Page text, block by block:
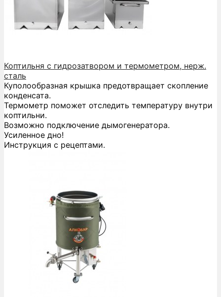
Коптильня с гидрозатвором и термометром, нерж.
сталь
Куполообразная крышка предотвращает скопление
конденсата.
Термометр поможет отследить температуру внутри
коптильни.
Возможно подключение дымогенератора.
Усиленное дно!
Инструкция с рецептами.